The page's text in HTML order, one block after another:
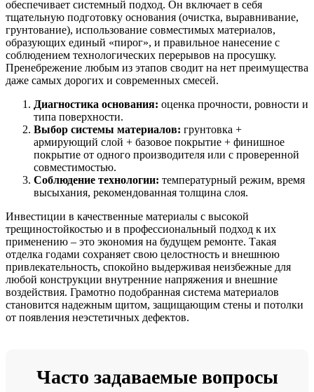
обеспечивает системный подход. Он включает в себя
тщательную подготовку основания (очистка, выравнивание,
грунтование), использование совместимых материалов,
образующих единый «пирог», и правильное нанесение с
соблюдением технологических перерывов на просушку.
Пренебрежение любым из этапов сводит на нет преимущества
даже самых дорогих и современных смесей.
Диагностика основания: оценка прочности, ровности и
типа поверхности.
Выбор системы материалов: грунтовка +
армирующий слой + базовое покрытие + финишное
покрытие от одного производителя или с проверенной
совместимостью.
Соблюдение технологии: температурный режим, время
высыхания, рекомендованная толщина слоя.
Инвестиции в качественные материалы с высокой
трещиностойкостью и в профессиональный подход к их
применению – это экономия на будущем ремонте. Такая
отделка годами сохраняет свою целостность и внешнюю
привлекательность, спокойно выдерживая неизбежные для
любой конструкции внутренние напряжения и внешние
воздействия. Грамотно подобранная система материалов
становится надежным щитом, защищающим стены и потолки
от появления неэстетичных дефектов.
Часто задаваемые вопросы